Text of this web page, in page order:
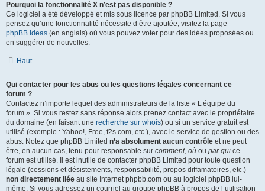
Pourquoi la fonctionnalité X n’est pas disponible ?
Ce logiciel a été développé et mis sous licence par phpBB Limited. Si vous
pensez qu’une fonctionnalité nécessite d’être ajoutée, visitez la page
phpBB Ideas (en anglais) où vous pouvez voter pour des idées proposées ou
en suggérer de nouvelles.
Haut
Qui contacter pour les abus ou les questions légales concernant ce
forum ?
Contactez n’importe lequel des administrateurs de la liste « L’équipe du
forum ». Si vous restez sans réponse alors prenez contact avec le propriétaire
du domaine (en faisant une recherche sur whois) ou si un service gratuit est
utilisé (exemple : Yahoo!, Free, f2s.com, etc.), avec le service de gestion ou des
abus. Notez que phpBB Limited n’a absolument aucun contrôle et ne peut
être, en aucun cas, tenu pour responsable sur comment, où ou par qui ce
forum est utilisé. Il est inutile de contacter phpBB Limited pour toute question
légale (cessions et désistements, responsabilité, propos diffamatoires, etc.)
non directement liée au site Internet phpbb.com ou au logiciel phpBB lui-
même. Si vous adressez un courriel au groupe phpBB à propos de l’utilisation